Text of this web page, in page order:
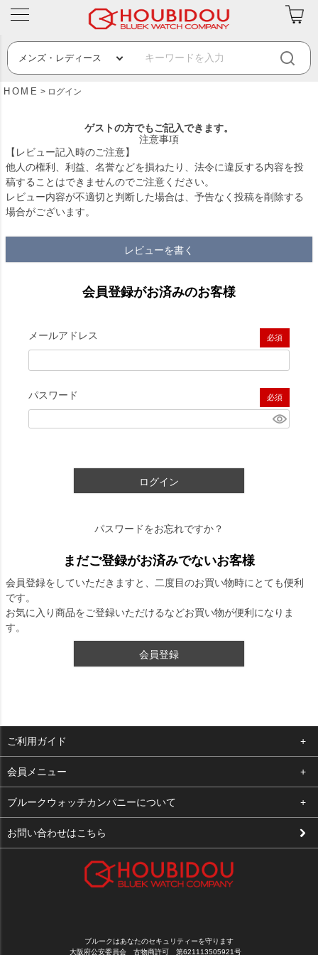
HOME ログイン
ゲストの方でもご記入できます。
注意事項
【レビュー記入時のご注意】
他人の権利、利益、名誉などを損ねたり、法令に違反する内容を投
稿することはできませんのでご注意ください。
レビュー内容が不適切と判断した場合は、予告なく投稿を削除する
場合がございます。
レビューを書く
会員登録がお済みのお客様
メールアドレス
(必須)
パスワード
(必須)
ログイン
パスワードをお忘れですか？
まだご登録がお済みでないお客様
会員登録をしていただきますと、二度目のお買い物時にとても便利
です。
お気に入り商品をご登録いただけるなどお買い物が便利になりま
す。
会員登録
ご利用ガイド
よくある質問
支払い・送料
修理依頼
会員メニュー
ログイン
お気に入り
ブルークウォッチカンパニーについて
会社概要
お問い合わせはこちら
ブルークはあなたのセキュリティーを守ります
大阪府公安委員会 古物商許可 第621113505921号